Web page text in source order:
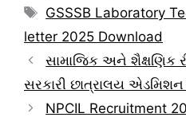
Tags
GSSSB Laboratory
letter 2025 Download
સામાજિક અને શૈક્ષણિક
સરકારી છાત્રાલય
NPCIL Recruitment